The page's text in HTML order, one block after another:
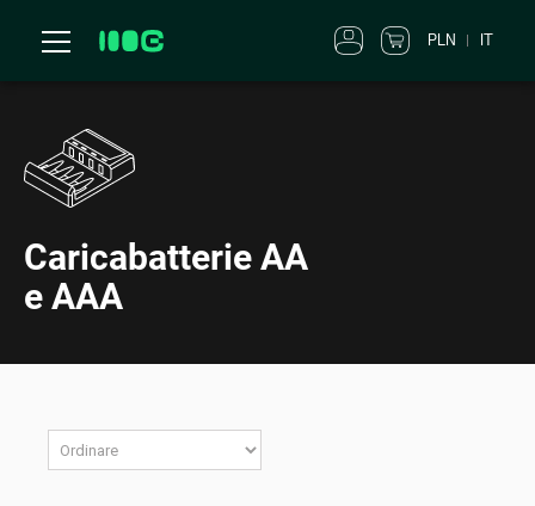
PLN IT
Caricabatterie AA
e AAA